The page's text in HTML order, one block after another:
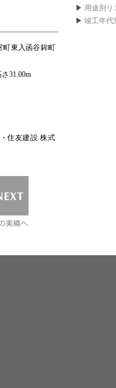
町東入函谷鉾町
31.00m
住友建設 株式
▶ 用途別リ
▶ 竣工年代